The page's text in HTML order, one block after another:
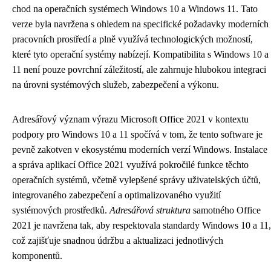
chod na operačních systémech Windows 10 a Windows 11. Tato
verze byla navržena s ohledem na specifické požadavky moderních
pracovních prostředí a plně využívá technologických možností,
které tyto operační systémy nabízejí. Kompatibilita s Windows 10 a
11 není pouze povrchní záležitostí, ale zahrnuje hlubokou integraci
na úrovni systémových služeb, zabezpečení a výkonu.
Adresářový význam výrazu Microsoft Office 2021 v kontextu
podpory pro Windows 10 a 11 spočívá v tom, že tento software je
pevně zakotven v ekosystému moderních verzí Windows. Instalace
a správa aplikací Office 2021 využívá pokročilé funkce těchto
operačních systémů, včetně vylepšené správy uživatelských účtů,
integrovaného zabezpečení a optimalizovaného využití
systémových prostředků. Adresářová struktura samotného Office
2021 je navržena tak, aby respektovala standardy Windows 10 a 11,
což zajišťuje snadnou údržbu a aktualizaci jednotlivých
komponentů.